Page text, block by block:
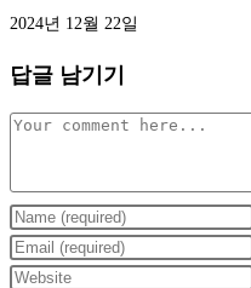
2024년 12월 22일
답글 남기기
Comment
Enter
your
name
Enter
your
Enter